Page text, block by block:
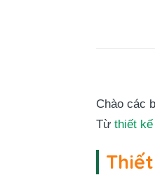
Chào các
Từ thiết